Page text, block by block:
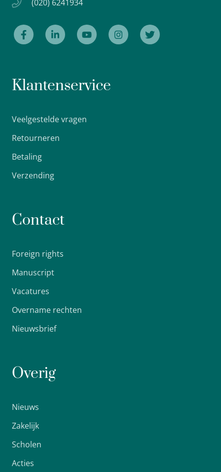
(020) 6241934
Klantenservice
Veelgestelde vragen
Retourneren
Betaling
Verzending
Contact
Foreign rights
Manuscript
Vacatures
Overname rechten
Nieuwsbrief
Overig
Nieuws
Zakelijk
Scholen
Acties